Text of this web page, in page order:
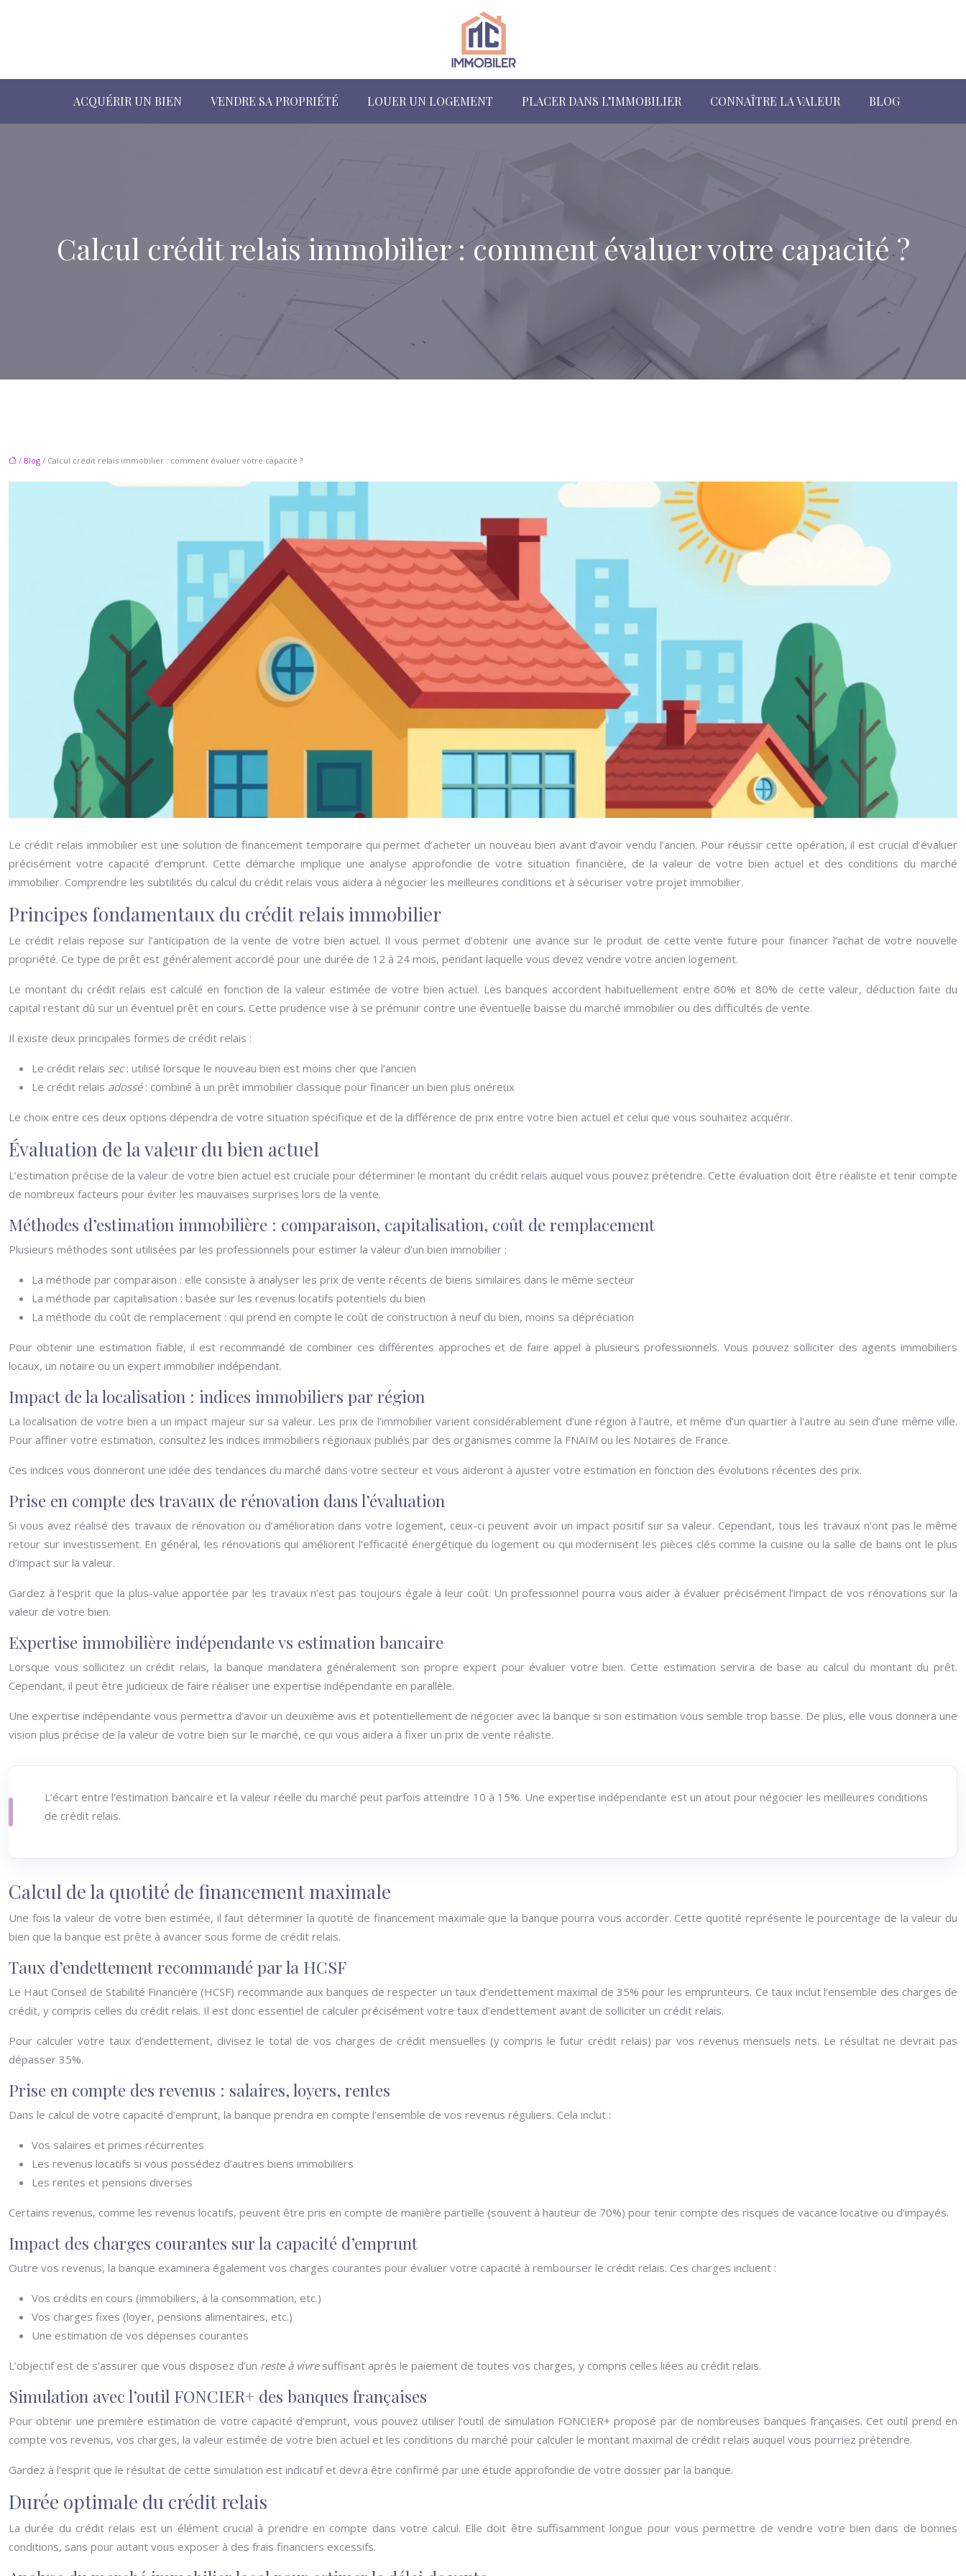
ACQUÉRIR UN BIEN VENDRE SA PROPRIÉTÉ LOUER UN LOGEMENT PLACER DANS L’IMMOBILIER CONNAÎTRE LA VALEUR BLOG
Calcul crédit relais immobilier : comment évaluer votre capacité ?
/ Blog / Calcul crédit relais immobilier : comment évaluer votre capacité ?
Le crédit relais immobilier est une solution de financement temporaire qui permet d’acheter un nouveau bien avant d’avoir vendu l’ancien. Pour réussir cette opération, il est crucial d’évaluer
précisément votre capacité d’emprunt. Cette démarche implique une analyse approfondie de votre situation financière, de la valeur de votre bien actuel et des conditions du marché
immobilier. Comprendre les subtilités du calcul du crédit relais vous aidera à négocier les meilleures conditions et à sécuriser votre projet immobilier.
Principes fondamentaux du crédit relais immobilier
Le crédit relais repose sur l’anticipation de la vente de votre bien actuel. Il vous permet d’obtenir une avance sur le produit de cette vente future pour financer l’achat de votre nouvelle
propriété. Ce type de prêt est généralement accordé pour une durée de 12 à 24 mois, pendant laquelle vous devez vendre votre ancien logement.
Le montant du crédit relais est calculé en fonction de la valeur estimée de votre bien actuel. Les banques accordent habituellement entre 60% et 80% de cette valeur, déduction faite du
capital restant dû sur un éventuel prêt en cours. Cette prudence vise à se prémunir contre une éventuelle baisse du marché immobilier ou des difficultés de vente.
Il existe deux principales formes de crédit relais :
Le crédit relais sec: utilisé lorsque le nouveau bien est moins cher que l’ancien
Le crédit relais adossé : combiné à un prêt immobilier classique pour financer un bien plus onéreux
Le choix entre ces deux options dépendra de votre situation spécifique et de la différence de prix entre votre bien actuel et celui que vous souhaitez acquérir.
Évaluation de la valeur du bien actuel
L’estimation précise de la valeur de votre bien actuel est cruciale pour déterminer le montant du crédit relais auquel vous pouvez prétendre. Cette évaluation doit être réaliste et tenir compte
de nombreux facteurs pour éviter les mauvaises surprises lors de la vente.
Méthodes d’estimation immobilière : comparaison, capitalisation, coût de remplacement
Plusieurs méthodes sont utilisées par les professionnels pour estimer la valeur d’un bien immobilier :
La méthode par comparaison : elle consiste à analyser les prix de vente récents de biens similaires dans le même secteur
La méthode par capitalisation : basée sur les revenus locatifs potentiels du bien
La méthode du coût de remplacement : qui prend en compte le coût de construction à neuf du bien, moins sa dépréciation
Pour obtenir une estimation fiable, il est recommandé de combiner ces différentes approches et de faire appel à plusieurs professionnels. Vous pouvez solliciter des agents immobiliers
locaux, un notaire ou un expert immobilier indépendant.
Impact de la localisation : indices immobiliers par région
La localisation de votre bien a un impact majeur sur sa valeur. Les prix de l’immobilier varient considérablement d’une région à l’autre, et même d’un quartier à l’autre au sein d’une même ville.
Pour affiner votre estimation, consultez les indices immobiliers régionaux publiés par des organismes comme la FNAIM ou les Notaires de France.
Ces indices vous donneront une idée des tendances du marché dans votre secteur et vous aideront à ajuster votre estimation en fonction des évolutions récentes des prix.
Prise en compte des travaux de rénovation dans l’évaluation
Si vous avez réalisé des travaux de rénovation ou d’amélioration dans votre logement, ceux-ci peuvent avoir un impact positif sur sa valeur. Cependant, tous les travaux n’ont pas le même
retour sur investissement. En général, les rénovations qui améliorent l’efficacité énergétique du logement ou qui modernisent les pièces clés comme la cuisine ou la salle de bains ont le plus
d’impact sur la valeur.
Gardez à l’esprit que la plus-value apportée par les travaux n’est pas toujours égale à leur coût. Un professionnel pourra vous aider à évaluer précisément l’impact de vos rénovations sur la
valeur de votre bien.
Expertise immobilière indépendante vs estimation bancaire
Lorsque vous sollicitez un crédit relais, la banque mandatera généralement son propre expert pour évaluer votre bien. Cette estimation servira de base au calcul du montant du prêt.
Cependant, il peut être judicieux de faire réaliser une expertise indépendante en parallèle.
Une expertise indépendante vous permettra d’avoir un deuxième avis et potentiellement de négocier avec la banque si son estimation vous semble trop basse. De plus, elle vous donnera une
vision plus précise de la valeur de votre bien sur le marché, ce qui vous aidera à fixer un prix de vente réaliste.
L’écart entre l’estimation bancaire et la valeur réelle du marché peut parfois atteindre 10 à 15%. Une expertise indépendante est un atout pour négocier les meilleures conditions
de crédit relais.
Calcul de la quotité de financement maximale
Une fois la valeur de votre bien estimée, il faut déterminer la quotité de financement maximale que la banque pourra vous accorder. Cette quotité représente le pourcentage de la valeur du
bien que la banque est prête à avancer sous forme de crédit relais.
Taux d’endettement recommandé par la HCSF
Le Haut Conseil de Stabilité Financière (HCSF) recommande aux banques de respecter un taux d’endettement maximal de 35% pour les emprunteurs. Ce taux inclut l’ensemble des charges de
crédit, y compris celles du crédit relais. Il est donc essentiel de calculer précisément votre taux d’endettement avant de solliciter un crédit relais.
Pour calculer votre taux d’endettement, divisez le total de vos charges de crédit mensuelles (y compris le futur crédit relais) par vos revenus mensuels nets. Le résultat ne devrait pas
dépasser 35%.
Prise en compte des revenus : salaires, loyers, rentes
Dans le calcul de votre capacité d’emprunt, la banque prendra en compte l’ensemble de vos revenus réguliers. Cela inclut :
Vos salaires et primes récurrentes
Les revenus locatifs si vous possédez d’autres biens immobiliers
Les rentes et pensions diverses
Certains revenus, comme les revenus locatifs, peuvent être pris en compte de manière partielle (souvent à hauteur de 70%) pour tenir compte des risques de vacance locative ou d’impayés.
Impact des charges courantes sur la capacité d’emprunt
Outre vos revenus, la banque examinera également vos charges courantes pour évaluer votre capacité à rembourser le crédit relais. Ces charges incluent :
Vos crédits en cours (immobiliers, à la consommation, etc.)
Vos charges fixes (loyer, pensions alimentaires, etc.)
Une estimation de vos dépenses courantes
L’objectif est de s’assurer que vous disposez d’un reste à vivre suffisant après le paiement de toutes vos charges, y compris celles liées au crédit relais.
Simulation avec l’outil FONCIER+ des banques françaises
Pour obtenir une première estimation de votre capacité d’emprunt, vous pouvez utiliser l’outil de simulation FONCIER+ proposé par de nombreuses banques françaises. Cet outil prend en
compte vos revenus, vos charges, la valeur estimée de votre bien actuel et les conditions du marché pour calculer le montant maximal de crédit relais auquel vous pourriez prétendre.
Gardez à l’esprit que le résultat de cette simulation est indicatif et devra être confirmé par une étude approfondie de votre dossier par la banque.
Durée optimale du crédit relais
La durée du crédit relais est un élément crucial à prendre en compte dans votre calcul. Elle doit être suffisamment longue pour vous permettre de vendre votre bien dans de bonnes
conditions, sans pour autant vous exposer à des frais financiers excessifs.